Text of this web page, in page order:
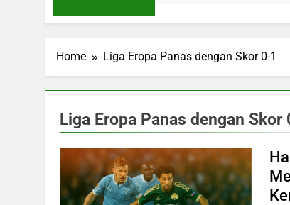
Home Liga Eropa Panas dengan Skor 0-1
Liga Eropa Panas dengan Skor